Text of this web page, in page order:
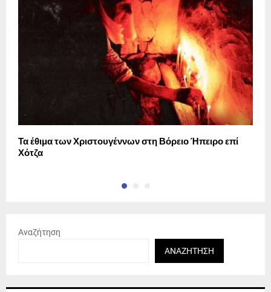
Τα έθιμα των Χριστουγέννων στη Βόρειο Ήπειρο επί
Χότζα
Αναζήτηση
ΑΝΑΖΉΤΗΣΗ